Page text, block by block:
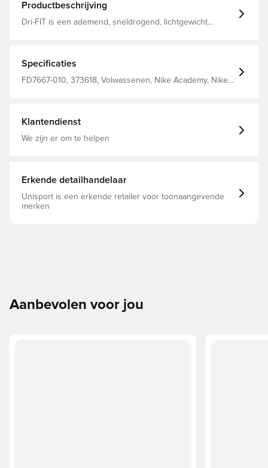
Productbeschrijving
Dri-FIT is een ademend, sneldrogend, lichtgewicht
polyester.
Specificaties
FD7667-010, 373618, Volwassenen, Nike Academy, Nike,
Klantendienst
We zijn er om te helpen
Erkende detailhandelaar
Unisport is een erkende retailer voor toonaangevende
merken
Aanbevolen voor jou